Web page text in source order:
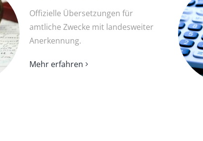
Offizielle Übersetzungen für
amtliche Zwecke mit landesweiter
Anerkennung.
Mehr erfahren